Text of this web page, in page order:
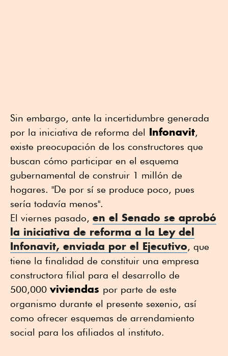
Sin embargo, ante la incertidumbre generada
por la iniciativa de reforma del Infonavit,
existe preocupación de los constructores que
buscan cómo participar en el esquema
gubernamental de construir 1 millón de
hogares. "De por sí se produce poco, pues
sería todavía menos".
El viernes pasado, en el Senado se aprobó
la iniciativa de reforma a la Ley del
Infonavit, enviada por el Ejecutivo, que
tiene la finalidad de constituir una empresa
constructora filial para el desarrollo de
500,000 viviendas por parte de este
organismo durante el presente sexenio, así
como ofrecer esquemas de arrendamiento
social para los afiliados al instituto.